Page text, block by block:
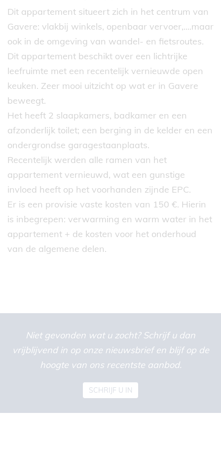
Dit appartement situeert zich in het centrum van
Gavere: vlakbij winkels, openbaar vervoer,....maar
ook in de omgeving van wandel- en fietsroutes.
Dit appartement beschikt over een lichtrijke
leefruimte met een recentelijk vernieuwde open
keuken. Zeer mooi uitzicht op wat er in Gavere
beweegt.
Het heeft 2 slaapkamers, badkamer en een
afzonderlijk toilet; een berging in de kelder en een
ondergrondse garagestaanplaats.
Recentelijk werden alle ramen van het
appartement vernieuwd, wat een gunstige
invloed heeft op het voorhanden zijnde EPC.
Er is een provisie vaste kosten van 150 €. Hierin
is inbegrepen: verwarming en warm water in het
appartement + de kosten voor het onderhoud
van de algemene delen.
Niet gevonden wat u zocht? Schrijf u dan
vrijblijvend in op onze nieuwsbrief en blijf op de
hoogte van ons recentste aanbod.
SCHRIJF U IN